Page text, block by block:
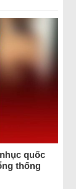
quốc
thống